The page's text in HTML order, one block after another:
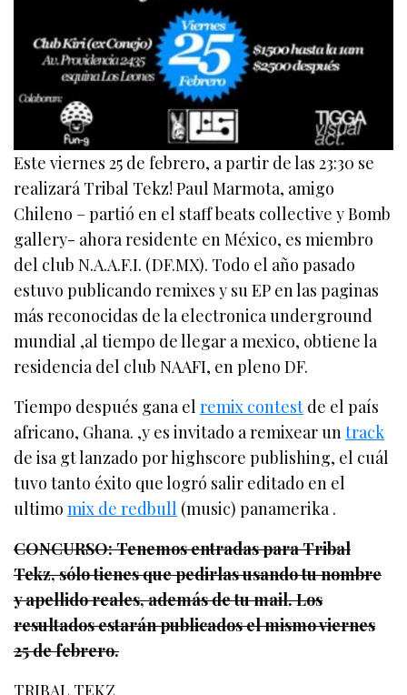
Este viernes 25 de febrero, a partir de las 23:30 se
realizará Tribal Tekz! Paul Marmota, amigo
Chileno – partió en el staff beats collective y Bomb
gallery- ahora residente en México, es miembro
del club N.A.A.F.I. (DF.MX). Todo el año pasado
estuvo publicando remixes y su EP en las paginas
más reconocidas de la electronica underground
mundial ,al tiempo de llegar a mexico, obtiene la
residencia del club NAAFI, en pleno DF.
Tiempo después gana elremix contest de el país
africano, Ghana. ,y es invitado a remixear untrack
de isa gt lanzado por highscore publishing, el cuál
tuvo tanto éxito que logró salir editado en el
ultimomix de redbull (music) panamerika .
CONCURSO: Tenemos entradas para Tribal
Tekz, sólo tienes que pedirlas usando tu nombre
y apellido reales, además de tu mail. Los
resultados estarán publicados el mismo viernes
25 de febrero.
TRIBAL TEKZ